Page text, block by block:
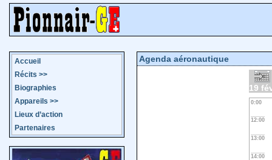
Accueil
Récits >>
Biographies
Appareils >>
Lieux d’action
Partenaires
Agenda aéronautique
19
0:00
12:00
13:00
14:00